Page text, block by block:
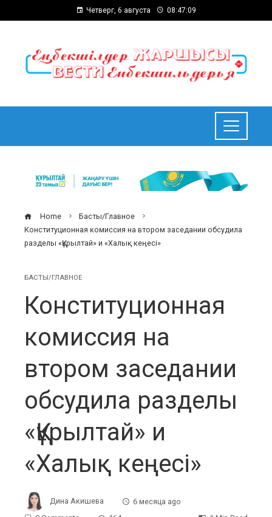
Четверг, 6 августа 08:47:10
Home
Басты/Главное
Конституционная комиссия на втором заседании обсудила
разделы «Құрылтай» и «Халық кеңесі»
БАСТЫ/ГЛАВНОЕ
Конституционная
комиссия на
втором заседании
обсудила разделы
«Құрылтай» и
«Халық кеңесі»
Дина Акишева
6 месяца ago